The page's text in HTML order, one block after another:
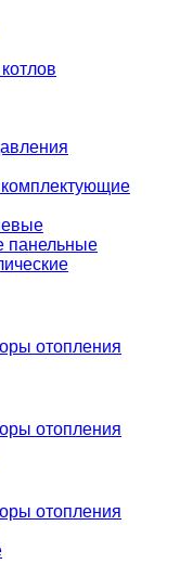
панельные
отопления
отопления
отопления